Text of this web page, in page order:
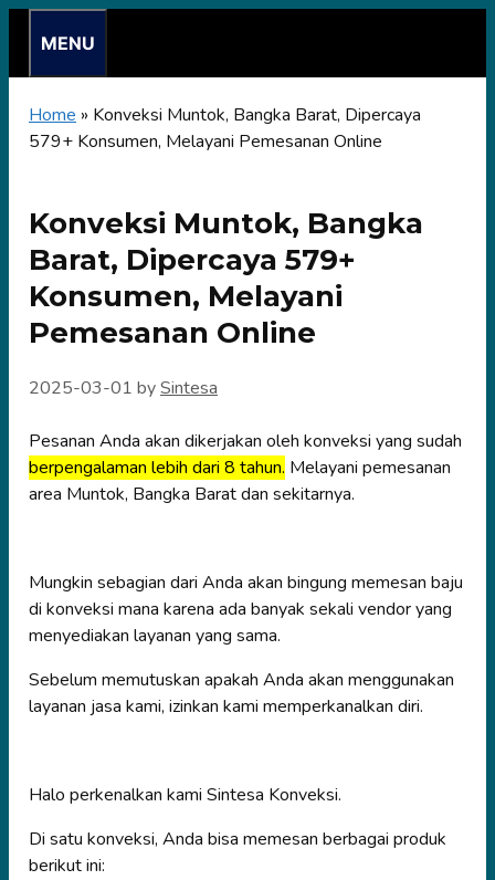
content
MENU
Home » Konveksi Muntok, Bangka Barat, Dipercaya
579+ Konsumen, Melayani Pemesanan Online
Konveksi Muntok, Bangka
Barat, Dipercaya 579+
Konsumen, Melayani
Pemesanan Online
2025-03-01 bySintesa
Pesanan Anda akan dikerjakan oleh konveksi yang sudah
berpengalaman lebih dari 8 tahun. Melayani pemesanan
area Muntok, Bangka Barat dan sekitarnya.
Mungkin sebagian dari Anda akan bingung memesan baju
di konveksi mana karena ada banyak sekali vendor yang
menyediakan layanan yang sama.
Sebelum memutuskan apakah Anda akan menggunakan
layanan jasa kami, izinkan kami memperkanalkan diri.
Halo perkenalkan kami Sintesa Konveksi.
Di satu konveksi, Anda bisa memesan berbagai produk
berikut ini: